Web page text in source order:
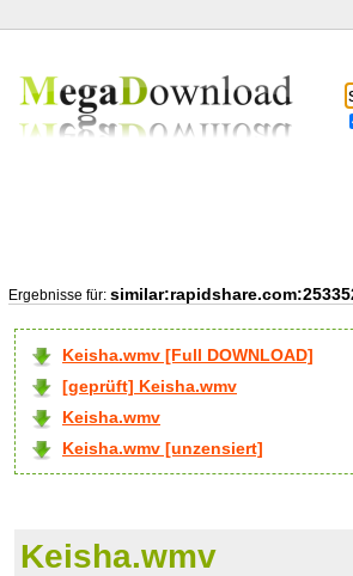
Ergebnisse für:
Keisha.wmv [Full DOWNLOAD]
[geprüft] Keisha.wmv
Keisha.wmv
Keisha.wmv [unzensiert]
Keisha.wmv